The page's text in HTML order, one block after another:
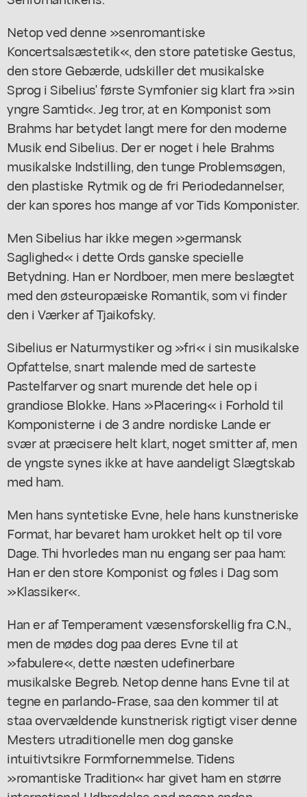
Netop ved denne »senromantiske
Koncertsalsæstetik«, den store patetiske Gestus,
den store Gebærde, udskiller det musikalske
Sprog i Sibelius' første Symfonier sig klart fra »sin
yngre Samtid«. Jeg tror, at en Komponist som
Brahms har betydet langt mere for den moderne
Musik end Sibelius. Der er noget i hele Brahms
musikalske Indstilling, den tunge Problemsøgen,
den plastiske Rytmik og de fri Periodedannelser,
der kan spores hos mange af vor Tids Komponister.
Men Sibelius har ikke megen »germansk
Saglighed« i dette Ords ganske specielle
Betydning. Han er Nordboer, men mere beslægtet
med den østeuropæiske Romantik, som vi finder
den i Værker af Tjaikofsky.
Sibelius er Naturmystiker og »fri« i sin musikalske
Opfattelse, snart malende med de sarteste
Pastelfarver og snart murende det hele op i
grandiose Blokke. Hans »Placering« i Forhold til
Komponisterne i de 3 andre nordiske Lande er
svær at præcisere helt klart, noget smitter af, men
de yngste synes ikke at have aandeligt Slægtskab
med ham.
Men hans syntetiske Evne, hele hans kunstneriske
Format, har bevaret ham urokket helt op til vore
Dage. Thi hvorledes man nu engang ser paa ham:
Han er den store Komponist og føles i Dag som
»Klassiker«.
Han er af Temperament væsensforskellig fra C.N.,
men de mødes dog paa deres Evne til at
»fabulere«, dette næsten udefinerbare
musikalske Begreb. Netop denne hans Evne til at
tegne en parlando-Frase, saa den kommer til at
staa overvældende kunstnerisk rigtigt viser denne
Mesters utraditionelle men dog ganske
intuitivtsikre Formfornemmelse. Tidens
»romantiske Tradition« har givet ham en større